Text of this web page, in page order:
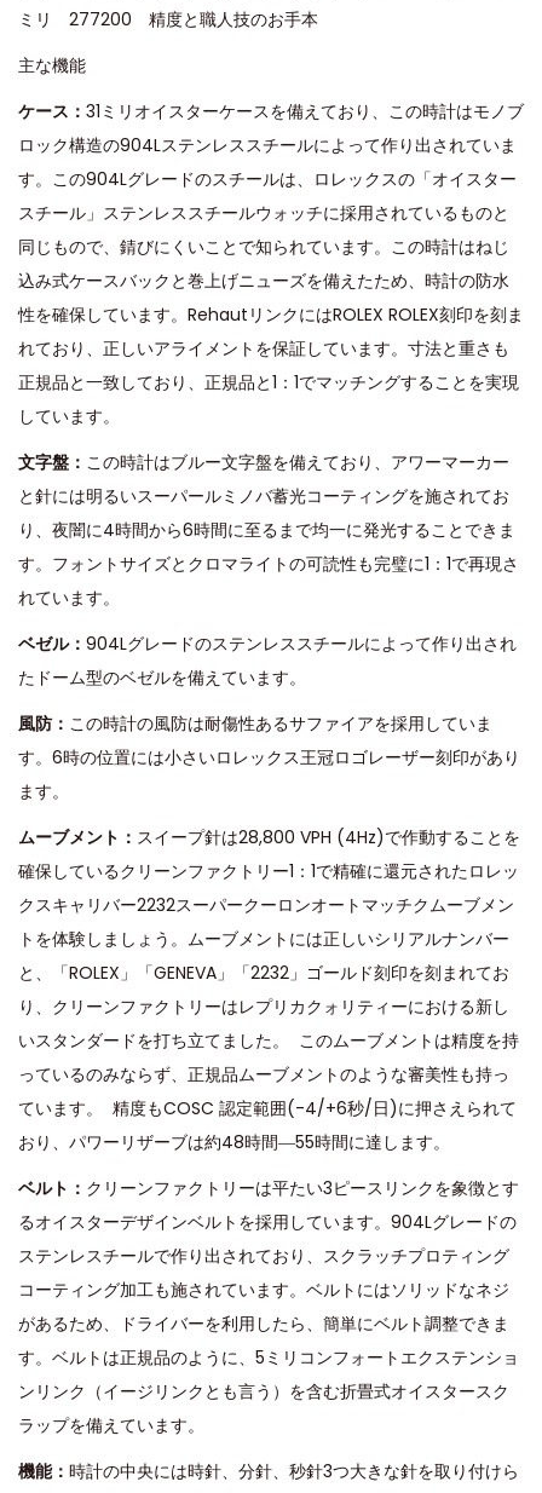
ミリ 277200 精度と職人技のお手本
主な機能
ケース： 31ミリオイスターケースを備えており、この時計はモノブ
ロック構造の904Lステンレススチールによって作り出されていま
す。この904Lグレードのスチールは、ロレックスの「オイスター
スチール」ステンレススチールウォッチに採用されているものと
同じもので、錆びにくいことで知られています。この時計はねじ
込み式ケースバックと巻上げニューズを備えたため、時計の防水
性を確保しています。RehautリンクにはROLEX ROLEX刻印を刻ま
れており、正しいアライメントを保証しています。寸法と重さも
正規品と一致しており、正規品と1：1でマッチングすることを実現
しています。
文字盤： この時計はブルー文字盤を備えており、アワーマーカー
と針には明るいスーパールミノバ蓄光コーティングを施されてお
り、夜闇に4時間から6時間に至るまで均一に発光することできま
す。フォントサイズとクロマライトの可読性も完璧に1：1で再現さ
れています。
ベゼル： 904Lグレードのステンレススチールによって作り出され
たドーム型のベゼルを備えています。
風防： この時計の風防は耐傷性あるサファイアを採用していま
す。6時の位置には小さいロレックス王冠ロゴレーザー刻印があり
ます。
ムーブメント： スイープ針は28,800 VPH (4Hz)で作動することを
確保しているクリーンファクトリー1：1で精確に還元されたロレッ
クスキャリバー2232スーパークーロンオートマッチクムーブメン
トを体験しましょう。ムーブメントには正しいシリアルナンバー
と、「ROLEX」「GENEVA」「2232」ゴールド刻印を刻まれてお
り、クリーンファクトリーはレプリカクォリティーにおける新し
いスタンダードを打ち立てました。 このムーブメントは精度を持
っているのみならず、正規品ムーブメントのような審美性も持っ
ています。 精度もCOSC 認定範囲(-4/+6秒/日)に押さえられて
おり、パワーリザーブは約48時間―55時間に達します。
ベルト： クリーンファクトリーは平たい3ピースリンクを象徴とす
るオイスターデザインベルトを採用しています。904Lグレードの
ステンレスチールで作り出されており、スクラッチプロティング
コーティング加工も施されています。ベルトにはソリッドなネジ
があるため、ドライバーを利用したら、簡単にベルト調整できま
す。ベルトは正規品のように、5ミリコンフォートエクステンショ
ンリンク（イージリンクとも言う）を含む折畳式オイスタースク
ラップを備えています。
機能： 時計の中央には時針、分針、秒針3つ大きな針を取り付けら